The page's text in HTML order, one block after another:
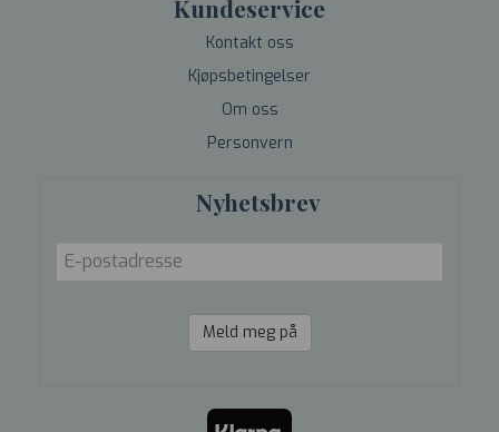
Kundeservice
Kontakt oss
Kjøpsbetingelser
Om oss
Personvern
Nyhetsbrev
Meld meg på